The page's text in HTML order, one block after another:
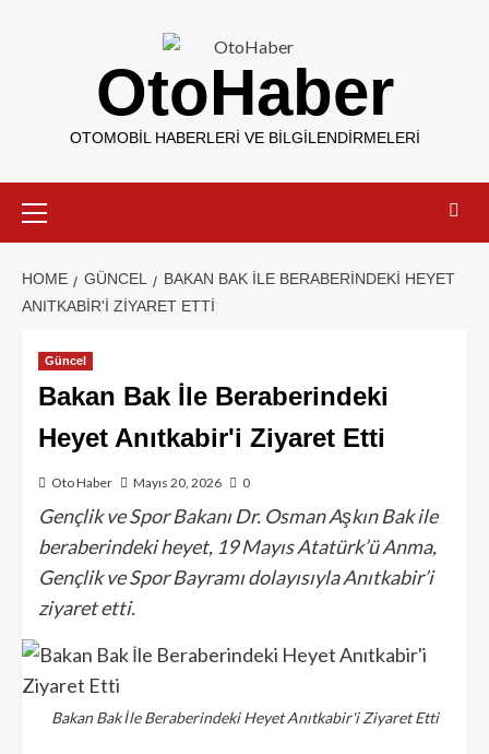
OtoHaber
OTOMOBIL HABERLERI VE BILGILENDIRMELERI
HOME GÜNCEL
BAKAN BAK İLE BERABERINDEKI HEYET
ANITKABIR'I ZIYARET ETTI
Güncel
Bakan Bak İle Beraberindeki
Heyet Anıtkabir'i Ziyaret Etti
Oto Haber Mayıs 20, 2026 0
Gençlik ve Spor Bakanı Dr. Osman Aşkın Bak ile
beraberindeki heyet, 19 Mayıs Atatürk’ü Anma,
Gençlik ve Spor Bayramı dolayısıyla Anıtkabir’i
ziyaret etti.
Bakan Bak İle Beraberindeki Heyet Anıtkabir'i Ziyaret Etti